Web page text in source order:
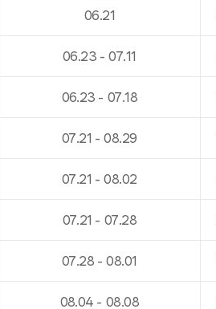
06.21
06.23 - 07.11
06.23 - 07.18
07.21 - 08.29
07.21 - 08.02
07.21 - 07.28
07.28 - 08.01
08.04 - 08.08